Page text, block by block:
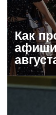
Как
афиши